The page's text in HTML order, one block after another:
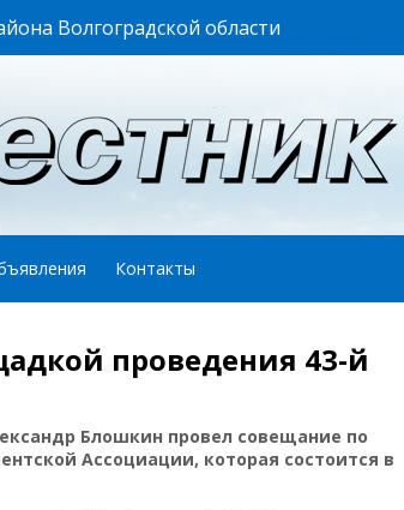
Волгоградской области
Контакты
проведения 43-й
Блошкин провел совещание по
Ассоциации, которая состоится в